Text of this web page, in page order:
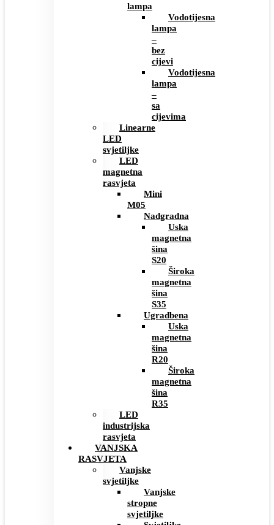
lampa
Vodotijesna
lampa
–
bez
cijevi
Vodotijesna
lampa
–
sa
cijevima
Linearne
LED
svjetiljke
LED
magnetna
rasvjeta
Mini
M05
Nadgradna
Uska
magnetna
šina
S20
Široka
magnetna
šina
S35
Ugradbena
Uska
magnetna
šina
R20
Široka
magnetna
šina
R35
LED
industrijska
rasvjeta
VANJSKA
RASVJETA
Vanjske
svjetiljke
Vanjske
stropne
svjetiljke